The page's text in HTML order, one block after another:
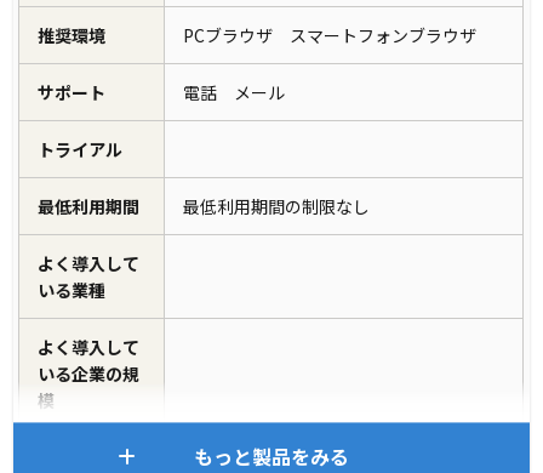
推奨環境 PCブラウザ スマートフォンブラウザ
サポート 電話 メール
トライアル
最低利用期間 最低利用期間の制限なし
よく導入して
いる業種
よく導入して
いる企業の規
模
もっと製品をみる